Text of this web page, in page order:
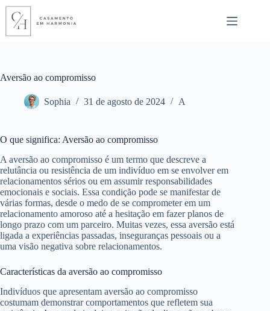
Pular
para
conteúdo
Aversão ao compromisso
Sophia 31 de agosto de 2024 A
O que significa: Aversão ao compromisso
A aversão ao compromisso é um termo que descreve a
relutância ou resistência de um indivíduo em se envolver em
relacionamentos sérios ou em assumir responsabilidades
emocionais e sociais. Essa condição pode se manifestar de
várias formas, desde o medo de se comprometer em um
relacionamento amoroso até a hesitação em fazer planos de
longo prazo com um parceiro. Muitas vezes, essa aversão está
ligada a experiências passadas, inseguranças pessoais ou a
uma visão negativa sobre relacionamentos.
Características da aversão ao compromisso
Indivíduos que apresentam aversão ao compromisso
costumam demonstrar comportamentos que refletem sua